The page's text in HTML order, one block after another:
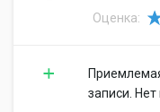
Оценка:
записи.